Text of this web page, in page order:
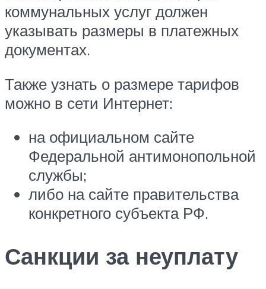
коммунальных услуг должен
указывать размеры в платежных
документах.
Также узнать о размере тарифов
можно в сети Интернет:
на официальном сайте
Федеральной антимонопольной
службы;
либо на сайте правительства
конкретного субъекта РФ.
Санкции за неуплату